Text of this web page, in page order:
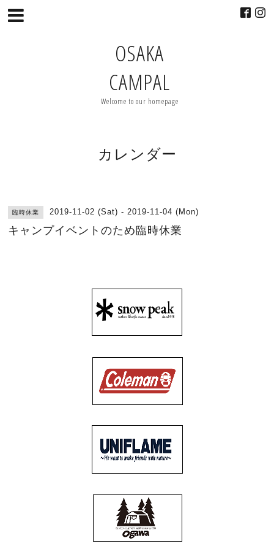
OSAKA
CAMPAL
Welcome to our homepage
カレンダー
臨時休業 2019-11-02 (Sat) - 2019-11-04 (Mon)
キャンプイベントのため臨時休業